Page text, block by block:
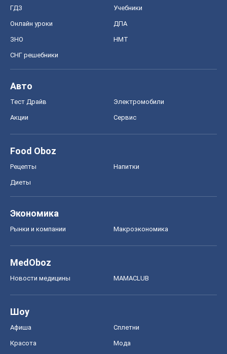
ГДЗ Учебники
Онлайн уроки ДПА
ЗНО НМТ
СНГ решебники
Авто
Тест Драйв Электромобили
Акции Сервис
Food Oboz
Рецепты Напитки
Диеты
Экономика
Рынки и компании Mакроэкономика
MedOboz
Новости медицины MAMACLUB
Шоу
Афиша Сплетни
Красота Мода